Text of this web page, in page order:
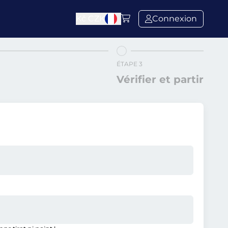
Connexion
ÉTAPE 3
Vérifier et partir